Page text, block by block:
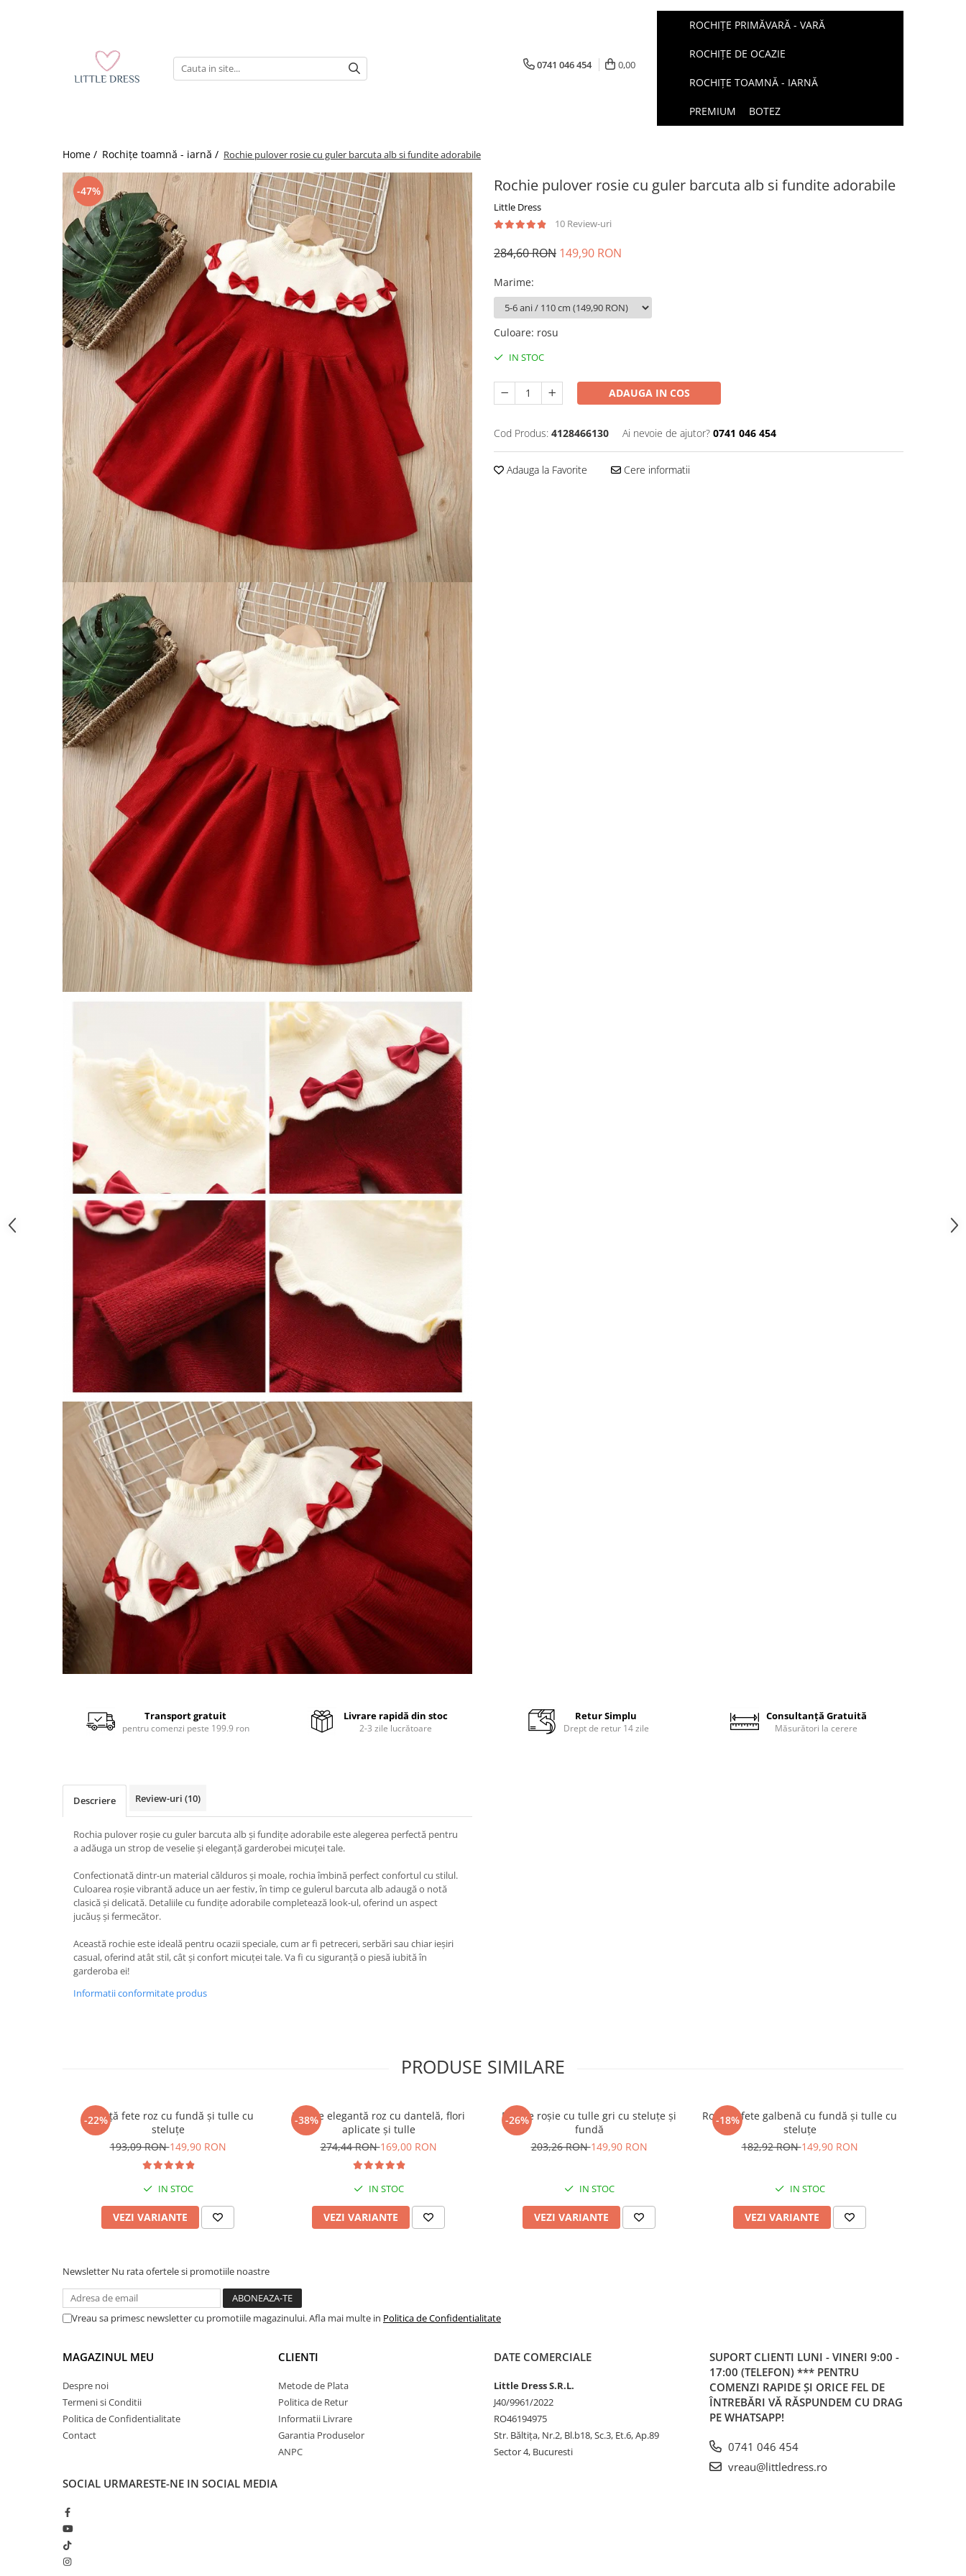
0741 046 454 0,00
ROCHIȚE PRIMĂVARĂ - VARĂ
ROCHIȚE DE OCAZIE
ROCHIȚE TOAMNĂ - IARNĂ
PREMIUM BOTEZ
Home / Rochițe toamnă - iarnă / Rochie pulover rosie cu guler barcuta alb si fundite adorabile
-47% Rochie pulover rosie cu guler barcuta alb si fundite adorabile
Little Dress
10 Review-uri
284,60 RON 149,90 RON
Marime:
Culoare: rosu
IN STOC
ADAUGA IN COS
Cod Produs: 4128466130 Ai nevoie de ajutor? 0741 046 454
Adauga la Favorite Cere informatii
Transport gratuit
pentru comenzi peste 199.9 ron
Livrare rapidă din stoc
2-3 zile lucrătoare
Retur Simplu
Drept de retur 14 zile
Consultanță Gratuită
Măsurători la cerere
Descriere Review-uri (10)
Rochia pulover roșie cu guler barcuta alb și fundițe adorabile este alegerea perfectă pentru
a adăuga un strop de veselie și eleganță garderobei micuței tale.
Confectionată dintr-un material călduros și moale, rochia îmbină perfect confortul cu stilul.
Culoarea roșie vibrantă aduce un aer festiv, în timp ce gulerul barcuta alb adaugă o notă
clasică și delicată. Detaliile cu fundițe adorabile completează look-ul, oferind un aspect
jucăuș și fermecător.
Această rochie este ideală pentru ocazii speciale, cum ar fi petreceri, serbări sau chiar ieșiri
casual, oferind atât stil, cât și confort micuței tale. Va fi cu siguranță o piesă iubită în
garderoba ei!
Informatii conformitate produs
PRODUSE SIMILARE
-22%
Rochiță fete roz cu fundă și tulle cu
steluțe
193,09 RON149,90 RON
IN STOC
VEZI VARIANTE
-38%
Rochie elegantă roz cu dantelă, flori
aplicate și tulle
274,44 RON169,00 RON
IN STOC
VEZI VARIANTE
-26%
Rochie roșie cu tulle gri cu steluțe și
fundă
203,26 RON149,90 RON
IN STOC
VEZI VARIANTE
-18%
Rochiță fete galbenă cu fundă și tulle cu
steluțe
182,92 RON149,90 RON
IN STOC
VEZI VARIANTE
Newsletter Nu rata ofertele si promotiile noastre
Vreau sa primesc newsletter cu promotiile magazinului. Afla mai multe in Politica de Confidentialitate
MAGAZINUL MEU
Despre noi
Termeni si Conditii
Politica de Confidentialitate
Contact
CLIENTI
Metode de Plata
Politica de Retur
Informatii Livrare
Garantia Produselor
ANPC
DATE COMERCIALE
Little Dress S.R.L.
J40/9961/2022
RO46194975
Str. Băltiţa, Nr.2, Bl.b18, Sc.3, Et.6, Ap.89
Sector 4, Bucuresti
SUPORT CLIENTI LUNI - VINERI 9:00 -
17:00 (TELEFON) *** PENTRU
COMENZI RAPIDE ȘI ORICE FEL DE
ÎNTREBĂRI VĂ RĂSPUNDEM CU DRAG
PE WHATSAPP!
0741 046 454
vreau@littledress.ro
SOCIAL URMARESTE-NE IN SOCIAL MEDIA